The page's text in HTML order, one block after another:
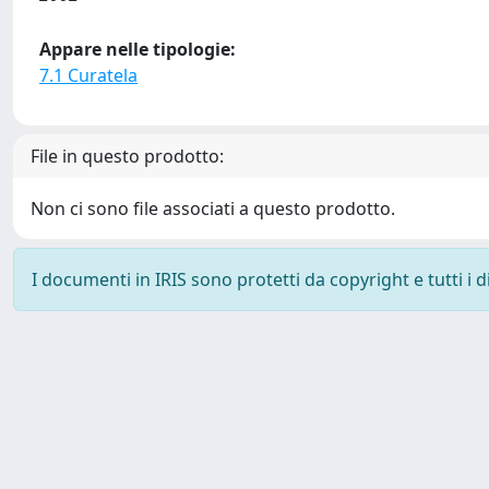
Appare nelle tipologie:
7.1 Curatela
File in questo prodotto:
Non ci sono file associati a questo prodotto.
I documenti in IRIS sono protetti da copyright e tutti i